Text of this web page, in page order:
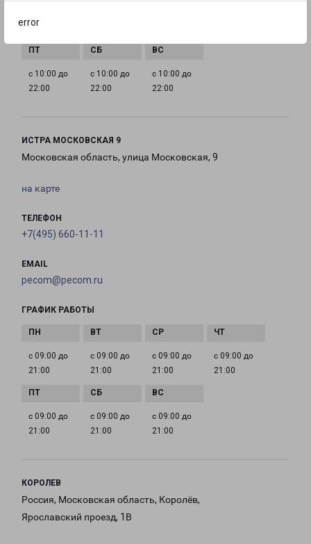
error22:00
с 10:00 до
22:00
с 10:00 до
22:00
с 10:00 до
22:00
ИСТРА МОСКОВСКАЯ 9
Московская область, улица Московская, 9
на карте
ТЕЛЕФОН
+7(495) 660-11-11
EMAIL
pecom@pecom.ru
ГРАФИК РАБОТЫ
с 09:00 до
21:00
с 09:00 до
21:00
с 09:00 до
21:00
с 09:00 до
21:00
с 09:00 до
21:00
с 09:00 до
21:00
с 09:00 до
21:00
КОРОЛЕВ
Россия, Московская область, Королёв,
Ярославский проезд, 1В